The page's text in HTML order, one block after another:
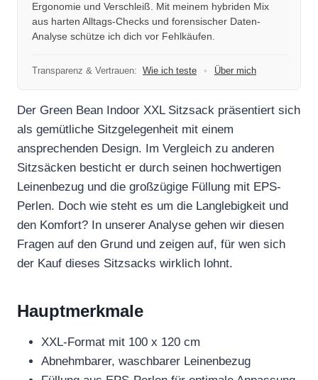
Ergonomie und Verschleiß. Mit meinem hybriden Mix
aus harten Alltags-Checks und forensischer Daten-
Analyse schütze ich dich vor Fehlkäufen.
Transparenz & Vertrauen: Wie ich teste • Über mich
Der Green Bean Indoor XXL Sitzsack präsentiert sich
als gemütliche Sitzgelegenheit mit einem
ansprechenden Design. Im Vergleich zu anderen
Sitzsäcken besticht er durch seinen hochwertigen
Leinenbezug und die großzügige Füllung mit EPS-
Perlen. Doch wie steht es um die Langlebigkeit und
den Komfort? In unserer Analyse gehen wir diesen
Fragen auf den Grund und zeigen auf, für wen sich
der Kauf dieses Sitzsacks wirklich lohnt.
Hauptmerkmale
XXL-Format mit 100 x 120 cm
Abnehmbarer, waschbarer Leinenbezug